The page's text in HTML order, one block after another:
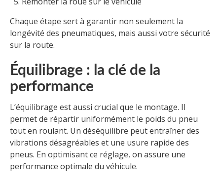
Chaque étape sert à garantir non seulement la
longévité des pneumatiques, mais aussi votre sécurité
sur la route.
Équilibrage : la clé de la
performance
L’équilibrage est aussi crucial que le montage. Il
permet de répartir uniformément le poids du pneu
tout en roulant. Un déséquilibre peut entraîner des
vibrations désagréables et une usure rapide des
pneus. En optimisant ce réglage, on assure une
performance optimale du véhicule.